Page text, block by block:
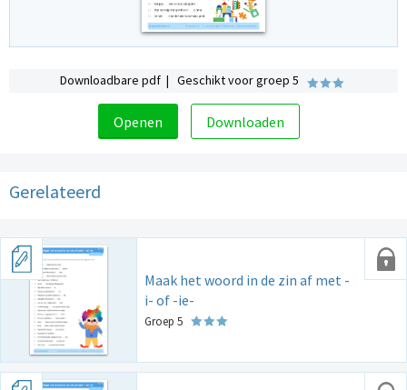
Downloadbare pdf | Geschikt voor groep 5
Openen Downloaden
Gerelateerd
Maak het woord in de zin af met -
i- of -ie-
Groep 5